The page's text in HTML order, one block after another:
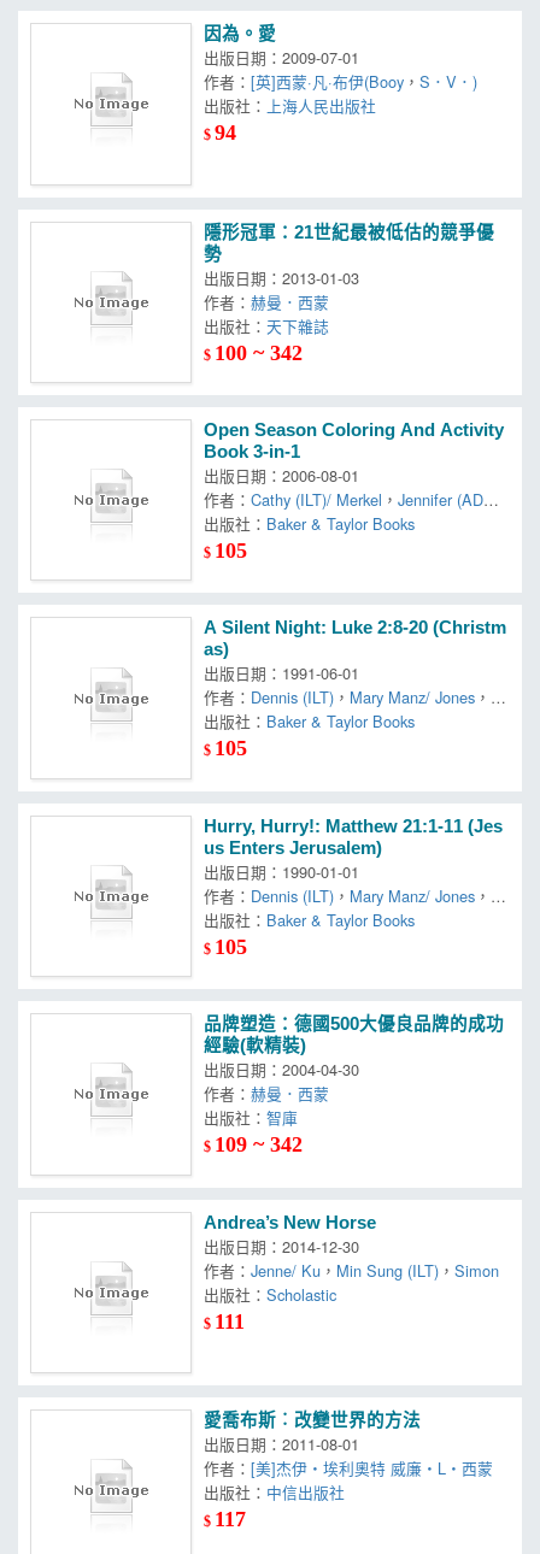
因為。愛
出版日期：2009-07-01
作者：[英]西蒙·凡·布伊(Booy ，S．V．)
出版社： 上海人民出版社
$94
隱形冠軍：21世紀最被低估的競爭優
勢
出版日期：2013-01-03
作者：赫曼．西蒙
出版社：
$ 100 ~ 342
Open Season Coloring And Activity
Book 3-in-1
出版日期：2006-08-01
作者：Cathy (ILT)/ Merkel ，Jennifer (ADP)/
Jones，Joe (ILT)/ Richards，Julia (ADP)/ Fr
antz，
出版社： Baker & Taylor Books
$ 105
A Silent Night: Luke 2:8-20 (Christm
as)
出版日期：1991-06-01
作者： Dennis (ILT) ， Mary Manz/ Jones ， Si
mon
出版社： Baker & Taylor Books
$ 105
Hurry, Hurry!: Matthew 21:1-11 (Jes
us Enters Jerusalem)
出版日期：1990-01-01
作者： Dennis (ILT) ， Mary Manz/ Jones ， Si
mon
出版社： Baker & Taylor Books
$ 105
品牌塑造：德國500大優良品牌的成功
經驗(軟精裝)
出版日期：2004-04-30
作者：赫曼．西蒙
出版社：
$ 109 ~ 342
Andrea’s New Horse
出版日期：2014-12-30
作者：Jenne/ Ku ， Min Sung (ILT) ，Simon
出版社：Scholastic
$ 111
愛喬布斯︰改變世界的方法
出版日期：2011-08-01
作者：[美]杰伊‧埃利奧特 威廉‧L‧西蒙
出版社： 中信出版社
$ 117